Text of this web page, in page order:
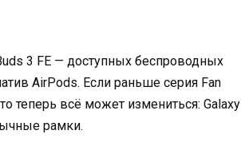
3 FE — доступных беспроводных
AirPods. Если раньше серия Fan
теперь всё может измениться: Galaxy
рамки.